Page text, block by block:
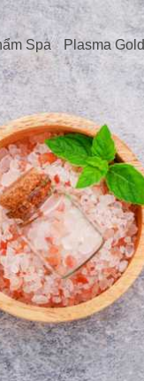
Spa Plasma Gold